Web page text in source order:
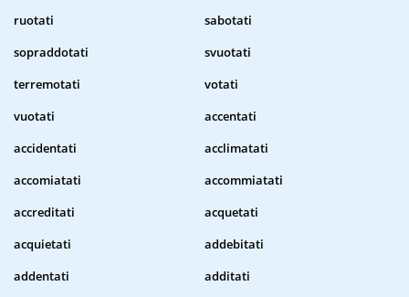
ruotati
sabotati
sopraddotati
svuotati
terremotati
votati
vuotati
accentati
accidentati
acclimatati
accomiatati
accommiatati
accreditati
acquetati
acquietati
addebitati
addentati
additati